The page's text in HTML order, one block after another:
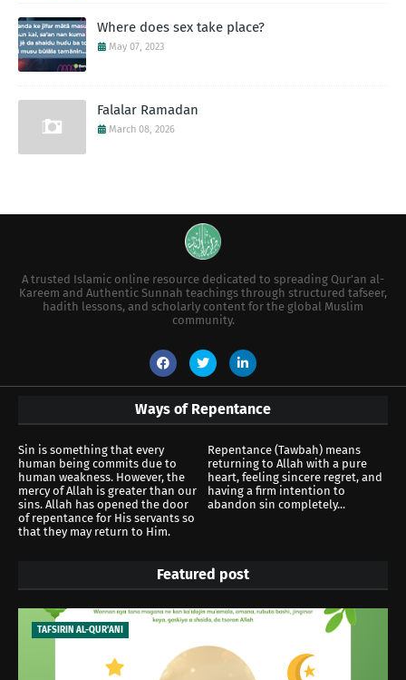
Where does sex take place?
May 07, 2023
Falalar Ramadan
March 08, 2026
A trusted Islamic online resource dedicated to spreading Qur’an al-
Kareem and Authentic Sunnah teachings through structured tafseer,
hadith lessons, and scholarly content for the global Muslim
community.
Ways of Repentance
Sin is something that every
human being commits due to
human weakness. However, the
mercy of Allah is greater than our
sins. Allah has opened the door
of repentance for His servants so
that they may return to Him.
Repentance (Tawbah) means
returning to Allah with a pure
heart, feeling sincere regret, and
having a firm intention to
abandon sin completely...
Featured post
TAFSIRIN AL-QUR'ANI